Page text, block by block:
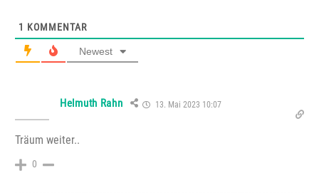
1 KOMMENTAR
Newest
Helmuth Rahn 13. Mai 2023 10:07
Träum weiter..
0